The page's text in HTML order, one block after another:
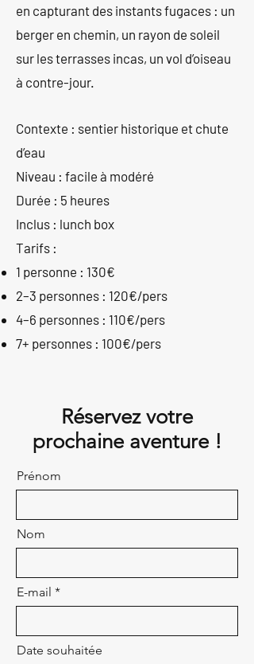
en capturant des instants fugaces : un
berger en chemin, un rayon de soleil
sur les terrasses incas, un vol d’oiseau
à contre-jour.
Contexte : sentier historique et chute
d’eau
Niveau : facile à modéré
Durée : 5 heures
Inclus : lunch box
Tarifs :
1 personne : 130€
2–3 personnes : 120€/pers
4–6 personnes : 110€/pers
7+ personnes : 100€/pers
Réservez votre
prochaine aventure !
Prénom
Nom
E-mail
Date souhaitée